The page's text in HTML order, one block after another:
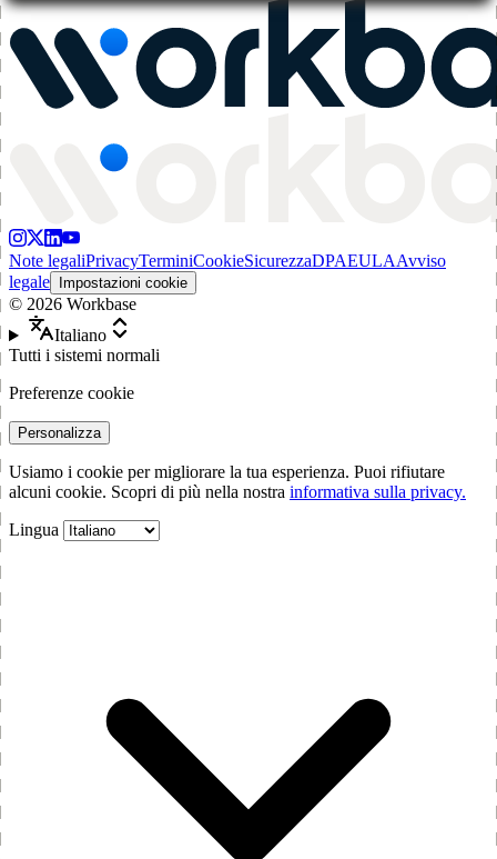
Note legaliPrivacyTerminiCookieSicurezzaDPAEULAAvviso
legale
Impostazioni cookie
© 2026 Workbase
Italiano
Tutti i sistemi normali
Preferenze cookie
Personalizza
Usiamo i cookie per migliorare la tua esperienza. Puoi rifiutare
alcuni cookie. Scopri di più nella nostra informativa sulla privacy.
Lingua